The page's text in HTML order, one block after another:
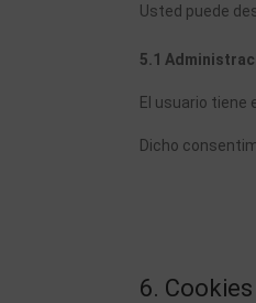
Usted puede
5.1
El usuario
Dicho
6. Cookies